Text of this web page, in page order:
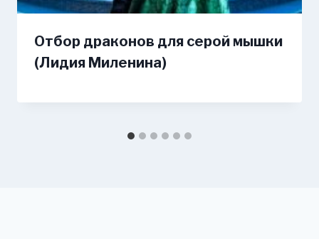
Отбор драконов для серой мышки
(Лидия Миленина)